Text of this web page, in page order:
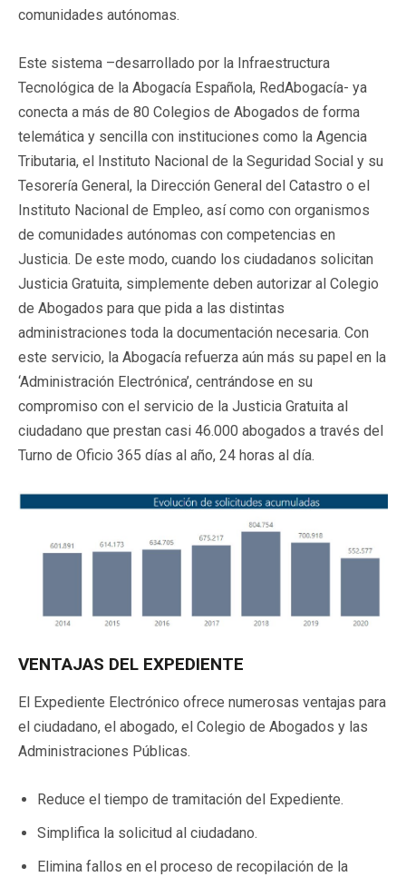
comunidades autónomas.
Este sistema –desarrollado por la Infraestructura
Tecnológica de la Abogacía Española, RedAbogacía- ya
conecta a más de 80 Colegios de Abogados de forma
telemática y sencilla con instituciones como la Agencia
Tributaria, el Instituto Nacional de la Seguridad Social y su
Tesorería General, la Dirección General del Catastro o el
Instituto Nacional de Empleo, así como con organismos
de comunidades autónomas con competencias en
Justicia. De este modo, cuando los ciudadanos solicitan
Justicia Gratuita, simplemente deben autorizar al Colegio
de Abogados para que pida a las distintas
administraciones toda la documentación necesaria. Con
este servicio, la Abogacía refuerza aún más su papel en la
‘Administración Electrónica’, centrándose en su
compromiso con el servicio de la Justicia Gratuita al
ciudadano que prestan casi 46.000 abogados a través del
Turno de Oficio 365 días al año, 24 horas al día.
VENTAJAS DEL EXPEDIENTE
El Expediente Electrónico ofrece numerosas ventajas para
el ciudadano, el abogado, el Colegio de Abogados y las
Administraciones Públicas.
Reduce el tiempo de tramitación del Expediente.
Simplifica la solicitud al ciudadano.
Elimina fallos en el proceso de recopilación de la